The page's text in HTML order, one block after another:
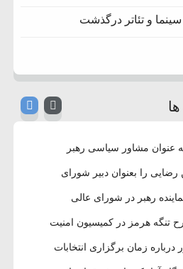
سینما و تئاتر درگذشت
عنوان مشاور سیاسی رهبر
را بعنوان دبیر شورای
کردرهبر در شورای عالی
تنگه هرمز در کمیسیون امنیت
زمان برگزاری انتخابات